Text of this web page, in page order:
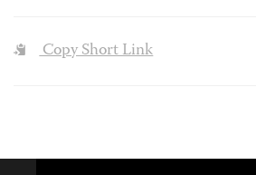
Copy Short Link